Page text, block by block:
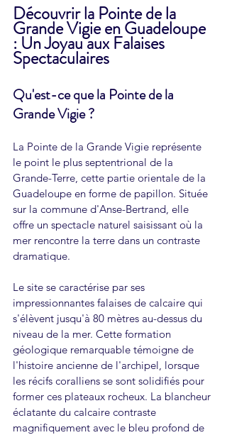
Découvrir la Pointe de la
Grande Vigie en Guadeloupe
: Un Joyau aux Falaises
Spectaculaires
Qu'est-ce que la Pointe de la
Grande Vigie ?
La Pointe de la Grande Vigie représente
le point le plus septentrional de la
Grande-Terre, cette partie orientale de la
Guadeloupe en forme de papillon. Située
sur la commune d'Anse-Bertrand, elle
offre un spectacle naturel saisissant où la
mer rencontre la terre dans un contraste
dramatique.
Le site se caractérise par ses
impressionnantes falaises de calcaire qui
s'élèvent jusqu'à 80 mètres au-dessus du
niveau de la mer. Cette formation
géologique remarquable témoigne de
l'histoire ancienne de l'archipel, lorsque
les récifs coralliens se sont solidifiés pour
former ces plateaux rocheux. La blancheur
éclatante du calcaire contraste
magnifiquement avec le bleu profond de